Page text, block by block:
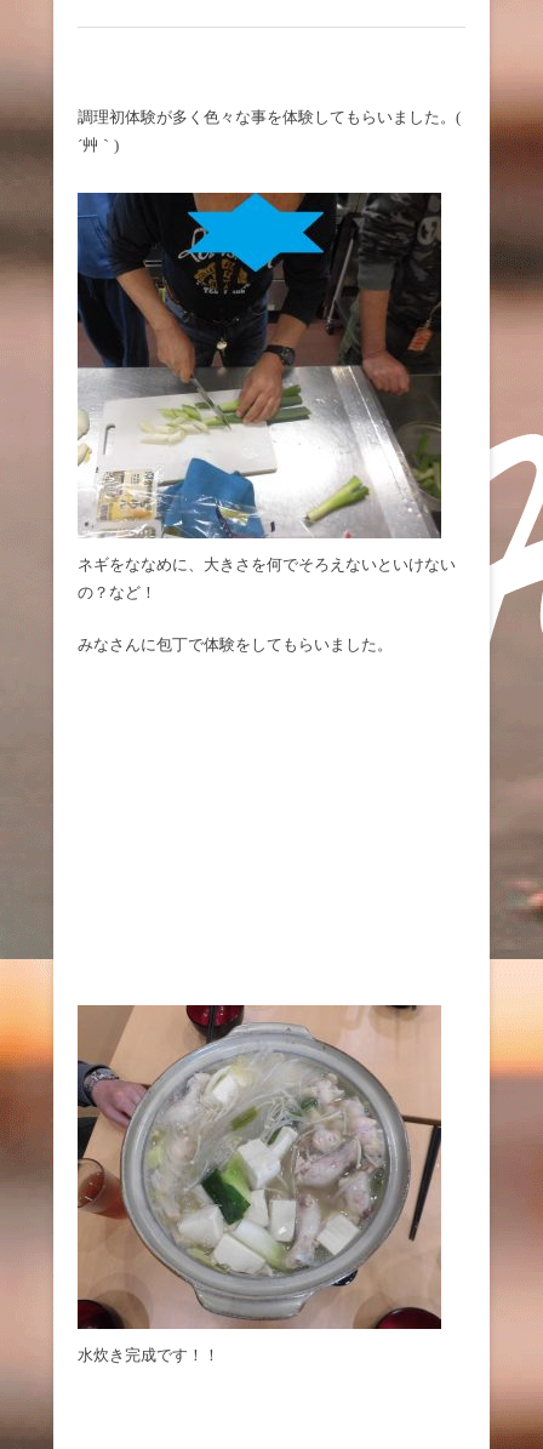
調理初体験が多く色々な事を体験してもらいました。(
´艸｀)
ネギをななめに、大きさを何でそろえないといけない
の？など！
みなさんに包丁で体験をしてもらいました。
水炊き完成です！！